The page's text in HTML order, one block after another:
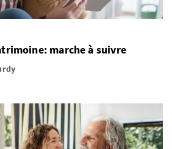
marche à suivre